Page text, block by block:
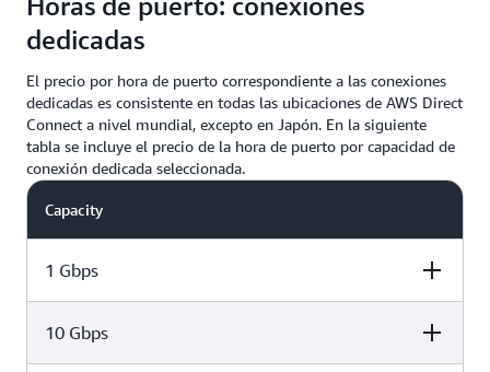
dedicadas
El precio por hora de puerto correspondiente a las conexiones
dedicadas es consistente en todas las ubicaciones de AWS Direct
Connect a nivel mundial, excepto en Japón. En la siguiente
tabla se incluye el precio de la hora de puerto por capacidad de
conexión dedicada seleccionada.
Capacity
1 Gbps
Port hour rate
10 Gbps